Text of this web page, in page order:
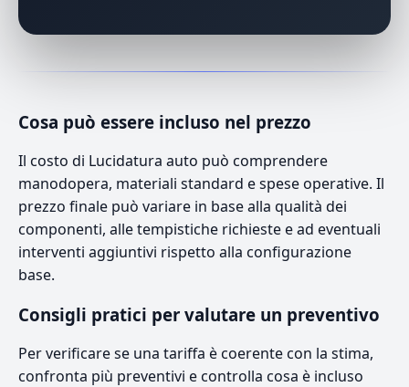
Cosa può essere incluso nel prezzo
Il costo di Lucidatura auto può comprendere
manodopera, materiali standard e spese operative. Il
prezzo finale può variare in base alla qualità dei
componenti, alle tempistiche richieste e ad eventuali
interventi aggiuntivi rispetto alla configurazione
base.
Consigli pratici per valutare un preventivo
Per verificare se una tariffa è coerente con la stima,
confronta più preventivi e controlla cosa è incluso